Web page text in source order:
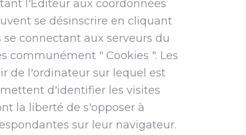
l'Editeur aux coordonnées
se désinscrire en cliquant
connectant aux serveurs du
communément " Cookies ". Les
de l'ordinateur sur lequel est
d'identifier les visites
la liberté de s'opposer à
sur leur navigateur.